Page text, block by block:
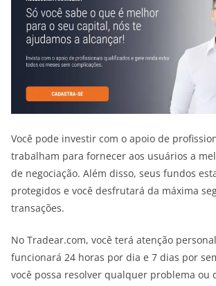
Você pode investir com o apoio de
trabalham para fornecer aos usuários a
de negociação. Além disso, seus fundos
protegidos e você desfrutará da máxima
transações.
No Tradear.com, você terá atenção
funcionará 24 horas por dia e 7 dias por
você possa resolver qualquer problema ou